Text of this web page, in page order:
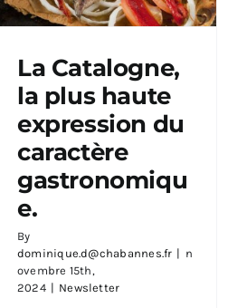
La Catalogne, la plus
haute expression du
caractère gastronomique.
La Catalogne,
la plus haute
expression du
caractère
gastronomiqu
e.
By
dominique.d@chabannes.fr | n
ovembre 15th,
2024 | Newsletter